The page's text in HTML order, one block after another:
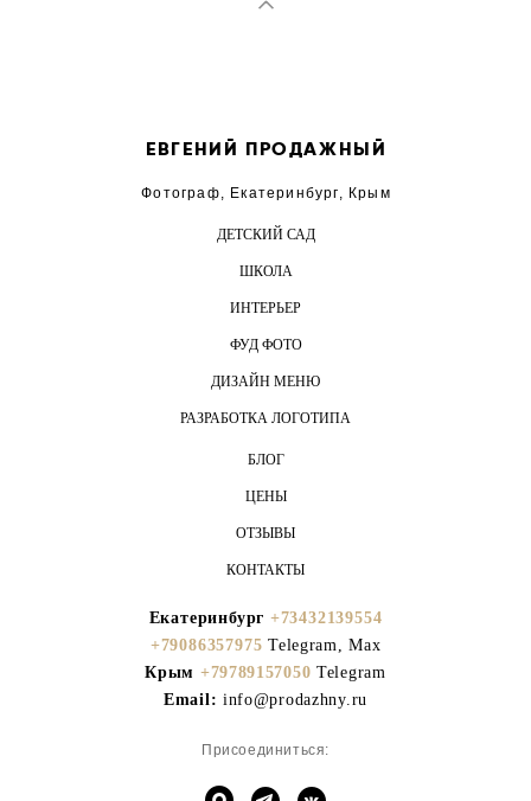
ЕВГЕНИЙ ПРОДАЖНЫЙ
Фотограф, Екатеринбург, Крым
ДЕТСКИЙ САД
ШКОЛА
ИНТЕРЬЕР
ФУД ФОТО
ДИЗАЙН МЕНЮ
РАЗРАБОТКА ЛОГОТИПА
БЛОГ
ЦЕНЫ
ОТЗЫВЫ
КОНТАКТЫ
Екатеринбург +73432139554
+79086357975 Telegram, Max
Крым +79789157050 Telegram
Email: info@prodazhny.ru
Присоединиться: